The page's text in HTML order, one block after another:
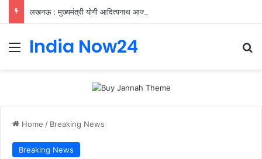
India Now24
Home / Breaking News
Breaking News